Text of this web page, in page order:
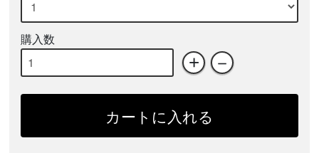
購入数
+ －
カートに入れる